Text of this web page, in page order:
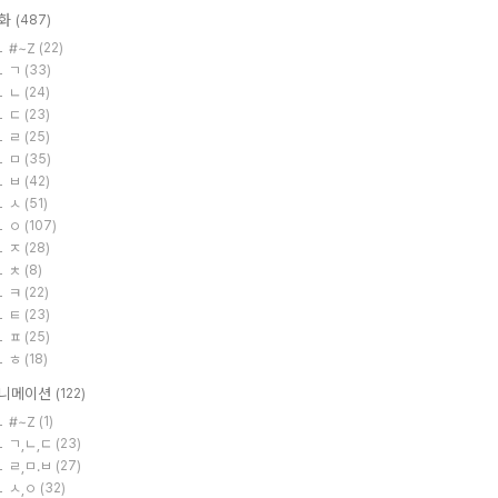
(487)
#~Z (22)
ㄱ (33)
ㄴ (24)
ㄷ (23)
ㄹ (25)
ㅁ (35)
ㅂ (42)
ㅅ (51)
ㅇ (107)
ㅈ (28)
ㅊ (8)
ㅋ (22)
ㅌ (23)
ㅍ (25)
ㅎ (18)
메이션 (122)
#~Z (1)
ㄱ,ㄴ,ㄷ (23)
ㄹ,ㅁ.ㅂ (27)
ㅅ,ㅇ (32)